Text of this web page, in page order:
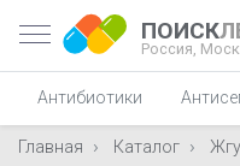
ПОИСК
Россия,
Антибиотики
Главная Каталог